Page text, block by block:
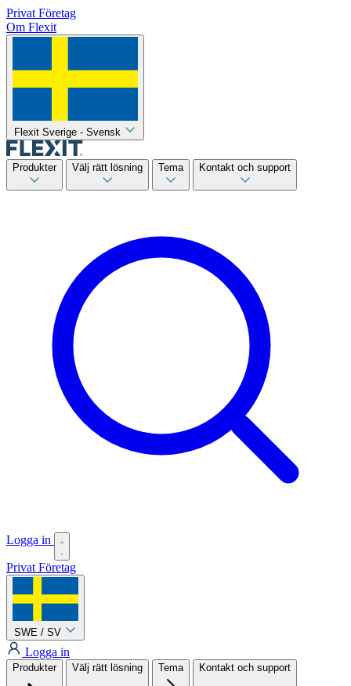
Privat Företag
Om Flexit
Flexit Sverige - Svensk
Produkter Välj rätt lösning Tema Kontakt och support
Logga in
Privat Företag
SWE / SV
Logga in
Produkter Välj rätt lösning Tema Kontakt och support